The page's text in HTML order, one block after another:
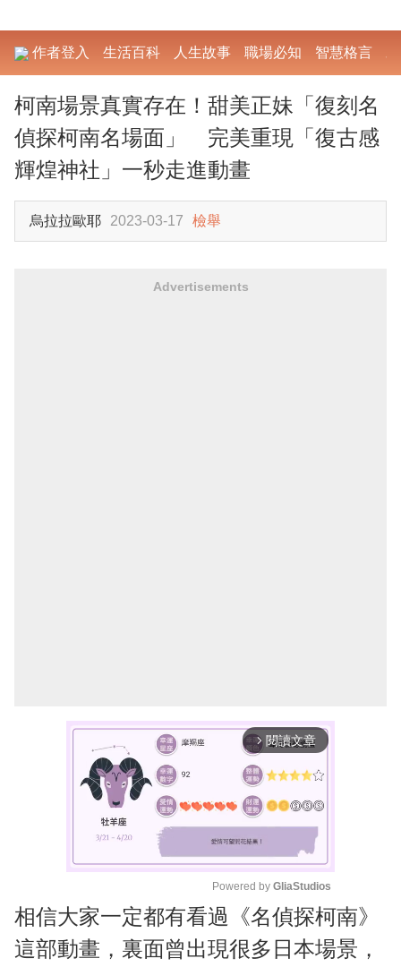
作者登入 生活百科 人生故事 職場必知 智慧格言
柯南場景真實存在！甜美正妹「復刻名
偵探柯南名場面」 完美重現「復古感
輝煌神社」一秒走進動畫
烏拉拉歐耶 2023-03-17 檢舉
Advertisements
arrow_forward_ios 閱讀文章
M
u
t
Powered by GliaStudios
相信大家一定都有看過《名偵探柯南》
這部動畫，裏面曾出現很多日本場景，